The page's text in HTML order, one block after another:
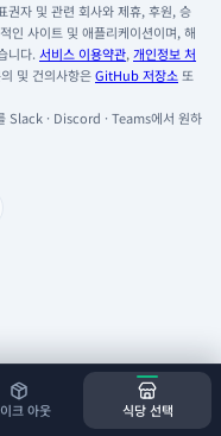
크 아웃 식당 선택
자 및 관련 회사와 제휴, 후원, 승
인 사이트 및 애플리케이션이며, 해
니다. 서비스 이용약관, 개인정보 처
및 건의사항은GitHub 저장소 또
Slack · Discord · Teams에서 원하